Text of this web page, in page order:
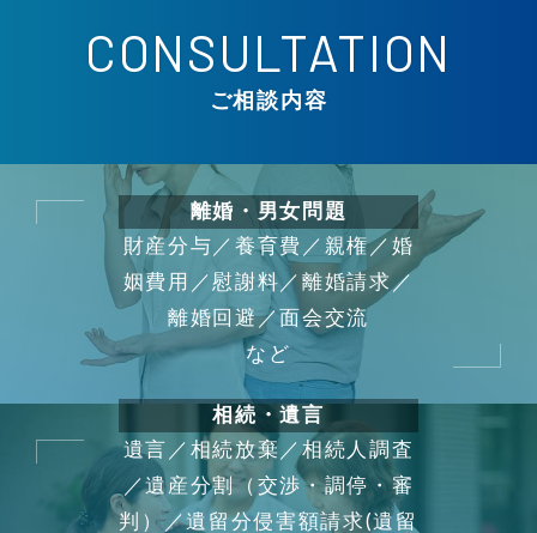
ご相談内容
離婚・男女問題
財産分与／養育費／親権／婚
姻費用／慰謝料／離婚請求／
離婚回避／面会交流
など
相続・遺言
遺言／相続放棄／相続人調査
／遺産分割（交渉・調停・審
判）／遺留分侵害額請求(遺留